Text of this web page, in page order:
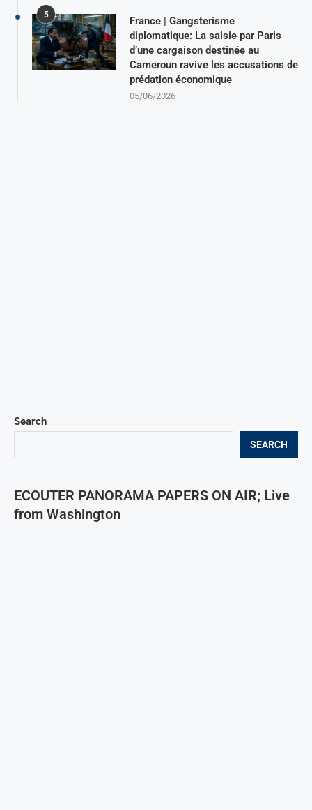
Search
SEARCH
ECOUTER PANORAMA PAPERS ON AIR; Live
from Washington
5
France | Gangsterisme
diplomatique: La saisie par Paris
d’une cargaison destinée au
Cameroun ravive les accusations de
prédation économique
05/06/2026